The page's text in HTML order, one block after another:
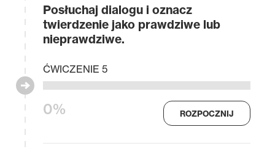
Posłuchaj dialogu i oznacz
twierdzenie jako prawdziwe lub
nieprawdziwe.
0%
ĆWICZENIE 5
ROZPOCZNIJ